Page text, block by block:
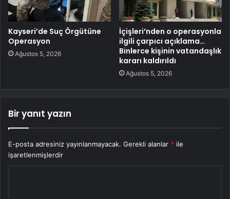
Kayseri’de Suç Örgütüne
Operasyon
Ağustos 5, 2026
İçişleri’nden o operasyonla
ilgili çarpıcı açıklama…
Binlerce kişinin vatandaşlık
kararı kaldırıldı
Ağustos 5, 2026
Bir yanıt yazın
E-posta adresiniz yayınlanmayacak. Gerekli alanlar * ile
işaretlenmişlerdir